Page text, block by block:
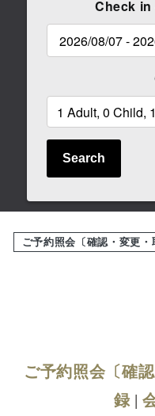
Check
Search
ご予約照会〔確認・変更・
ご予約照会〔確
録|